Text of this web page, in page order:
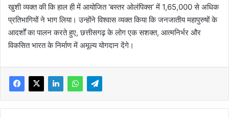
खुशी व्यक्त की कि हाल ही में आयोजित ‘बस्तर ओलंपिक्स’ में 1,65,000 से अधिक
प्रतिभागियों ने भाग लिया। उन्होंने विश्वास व्यक्त किया कि जनजातीय महापुरुषों के
आदर्शों का पालन करते हुए, छत्तीसगढ़ के लोग एक सशक्त, आत्मनिर्भर और
विकसित भारत के निर्माण में अमूल्य योगदान देंगे।